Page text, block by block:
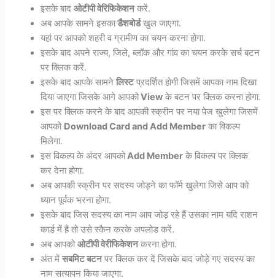
इसके बादओटीपी वेरिफिकेशनकरें.
अब आपके सामने इसकाडैशबोर्डखुल जाएगा.
यहां पर आपको शहरी व ग्रामीण का चयन करना होगा.
इसके बाद अपने राज्य, जिले, ब्लॉक और गांव का चयन करके सर्च बटन
पर क्लिक करें.
इसके बाद आपके सामनेलिस्टप्रदर्शित होगी जिसमें आपका नाम दिखा
दिया जाएगा जिसके आगे आपकोView के बटन पर क्लिक करना होगा.
इस पर क्लिक करने के बाद आपकी स्क्रीन पर नया पेज खुलेगा जिसमें
आपको Download Card and Add Member का विकल्प
मिलेगा.
इस विकल्प के अंदर आपकोAdd Member के विकल्प पर क्लिक
कर देना होगा.
अब आपकी स्क्रीन पर सदस्य जोड़ने का फॉर्म खुलेगा जिसे आप को
ध्यान पूर्वक भरना होगा.
इसके बाद जिस सदस्य का नाम आप जोड़ रहे हैं उसका नाम यदि राशन
कार्ड में है तो उसे स्कैन करके अपलोड करें.
अब आपकोओटीपी वेरीफिकेशनकरना होगा.
अंत मेंसबमिट बटनपर क्लिक कर दें जिसके बाद जोड़े गए सदस्य का
नाम सत्यापन किया जाएगा.